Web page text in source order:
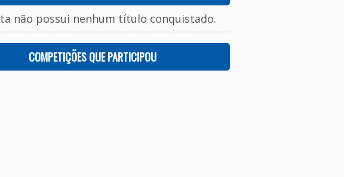
não possui nenhum título conquistado.
COMPETIÇÕES QUE PARTICIPOU